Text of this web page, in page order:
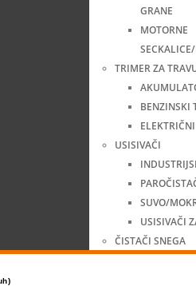
GRANE
MOTORNE
TRIMER ZA
BENZINSKI
USISIVAČI
SUVO/
USISIVAČI
ČISTAČI SNEGA